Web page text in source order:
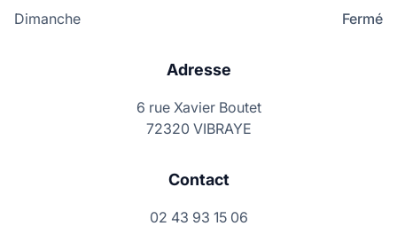
Dimanche
Fermé
Adresse
6 rue Xavier Boutet
72320 VIBRAYE
Contact
02 43 93 15 06